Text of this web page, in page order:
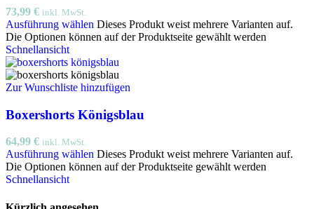
73,99 € inkl. MwSt.
Ausführung wählen Dieses Produkt weist mehrere Varianten auf.
Die Optionen können auf der Produktseite gewählt werden
Schnellansicht
Zur Wunschliste hinzufügen
Boxershorts Königsblau
64,99 € inkl. MwSt.
Ausführung wählen Dieses Produkt weist mehrere Varianten auf.
Die Optionen können auf der Produktseite gewählt werden
Schnellansicht